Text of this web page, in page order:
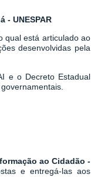
- UNESPAR
qual está articulado ao
desenvolvidas pela
e o Decreto Estadual
ao Cidadão -
e entregá-las aos